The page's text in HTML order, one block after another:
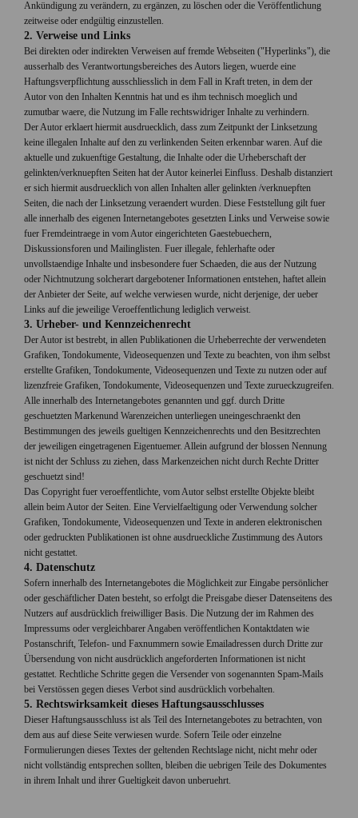
Ankündigung zu verändern, zu ergänzen, zu löschen oder die Veröffentlichung
zeitweise oder endgültig einzustellen.
2. Verweise und Links
Bei direkten oder indirekten Verweisen auf fremde Webseiten ("Hyperlinks"), die
ausserhalb des Verantwortungsbereiches des Autors liegen, wuerde eine
Haftungsverpflichtung ausschliesslich in dem Fall in Kraft treten, in dem der
Autor von den Inhalten Kenntnis hat und es ihm technisch moeglich und
zumutbar waere, die Nutzung im Falle rechtswidriger Inhalte zu verhindern.
Der Autor erklaert hiermit ausdruecklich, dass zum Zeitpunkt der Linksetzung
keine illegalen Inhalte auf den zu verlinkenden Seiten erkennbar waren. Auf die
aktuelle und zukuenftige Gestaltung, die Inhalte oder die Urheberschaft der
gelinkten/verknuepften Seiten hat der Autor keinerlei Einfluss. Deshalb distanziert
er sich hiermit ausdruecklich von allen Inhalten aller gelinkten /verknuepften
Seiten, die nach der Linksetzung veraendert wurden. Diese Feststellung gilt fuer
alle innerhalb des eigenen Internetangebotes gesetzten Links und Verweise sowie
fuer Fremdeintraege in vom Autor eingerichteten Gaestebuechern,
Diskussionsforen und Mailinglisten. Fuer illegale, fehlerhafte oder
unvollstaendige Inhalte und insbesondere fuer Schaeden, die aus der Nutzung
oder Nichtnutzung solcherart dargebotener Informationen entstehen, haftet allein
der Anbieter der Seite, auf welche verwiesen wurde, nicht derjenige, der ueber
Links auf die jeweilige Veroeffentlichung lediglich verweist.
3. Urheber- und Kennzeichenrecht
Der Autor ist bestrebt, in allen Publikationen die Urheberrechte der verwendeten
Grafiken, Tondokumente, Videosequenzen und Texte zu beachten, von ihm selbst
erstellte Grafiken, Tondokumente, Videosequenzen und Texte zu nutzen oder auf
lizenzfreie Grafiken, Tondokumente, Videosequenzen und Texte zurueckzugreifen.
Alle innerhalb des Internetangebotes genannten und ggf. durch Dritte
geschuetzten Markenund Warenzeichen unterliegen uneingeschraenkt den
Bestimmungen des jeweils gueltigen Kennzeichenrechts und den Besitzrechten
der jeweiligen eingetragenen Eigentuemer. Allein aufgrund der blossen Nennung
ist nicht der Schluss zu ziehen, dass Markenzeichen nicht durch Rechte Dritter
geschuetzt sind!
Das Copyright fuer veroeffentlichte, vom Autor selbst erstellte Objekte bleibt
allein beim Autor der Seiten. Eine Vervielfaeltigung oder Verwendung solcher
Grafiken, Tondokumente, Videosequenzen und Texte in anderen elektronischen
oder gedruckten Publikationen ist ohne ausdrueckliche Zustimmung des Autors
nicht gestattet.
4. Datenschutz
Sofern innerhalb des Internetangebotes die Möglichkeit zur Eingabe persönlicher
oder geschäftlicher Daten besteht, so erfolgt die Preisgabe dieser Datenseitens des
Nutzers auf ausdrücklich freiwilliger Basis. Die Nutzung der im Rahmen des
Impressums oder vergleichbarer Angaben veröffentlichen Kontaktdaten wie
Postanschrift, Telefon- und Faxnummern sowie Emailadressen durch Dritte zur
Übersendung von nicht ausdrücklich angeforderten Informationen ist nicht
gestattet. Rechtliche Schritte gegen die Versender von sogenannten Spam-Mails
bei Verstössen gegen dieses Verbot sind ausdrücklich vorbehalten.
5. Rechtswirksamkeit dieses Haftungsausschlusses
Dieser Haftungsausschluss ist als Teil des Internetangebotes zu betrachten, von
dem aus auf diese Seite verwiesen wurde. Sofern Teile oder einzelne
Formulierungen dieses Textes der geltenden Rechtslage nicht, nicht mehr oder
nicht vollständig entsprechen sollten, bleiben die uebrigen Teile des Dokumentes
in ihrem Inhalt und ihrer Gueltigkeit davon unberuehrt.